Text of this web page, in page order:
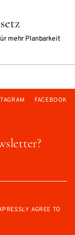
mehr Planbarkeit
AGREE TO
FACEBOOK